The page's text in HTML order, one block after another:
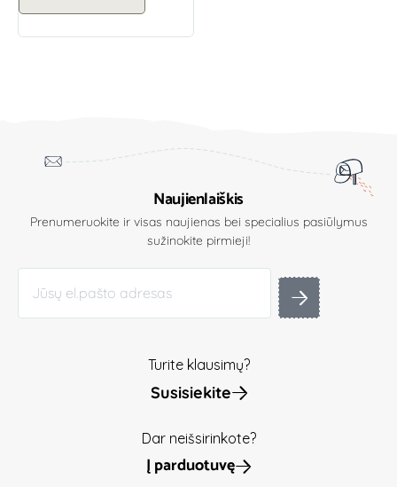
Naujienlaiškis
Prenumeruokite ir visas naujienas bei specialius pasiūlymus
sužinokite pirmieji!
Turite klausimų?
Susisiekite
Dar neišsirinkote?
Į parduotuvę